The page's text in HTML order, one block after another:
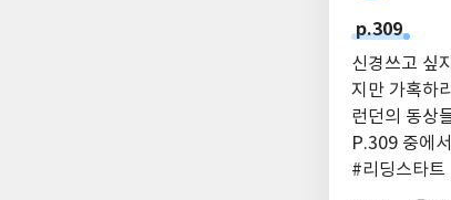
p.309
신경쓰고 싶
지만 가혹하
런던의 동상
P.309 중에서
#리딩스타트